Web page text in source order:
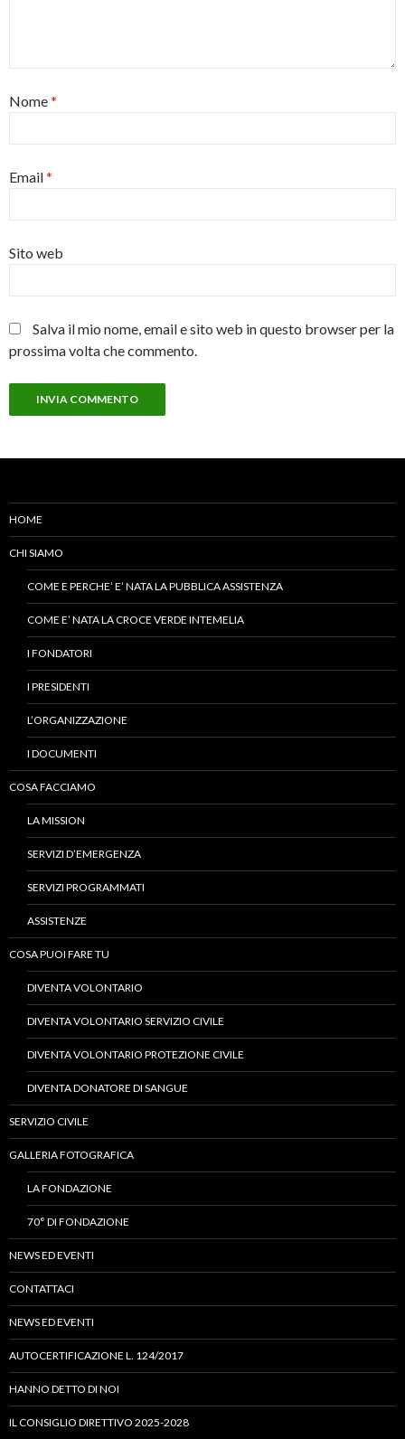
Nome*
Email*
Sito web
Salva il mio nome, email e sito web in questo browser per la
prossima volta che commento.
HOME
CHI SIAMO
COME E PERCHE’ E’ NATA LA PUBBLICA ASSISTENZA
COME E’ NATA LA CROCE VERDE INTEMELIA
I FONDATORI
I PRESIDENTI
L’ORGANIZZAZIONE
I DOCUMENTI
COSA FACCIAMO
LA MISSION
SERVIZI D’EMERGENZA
SERVIZI PROGRAMMATI
ASSISTENZE
COSA PUOI FARE TU
DIVENTA VOLONTARIO
DIVENTA VOLONTARIO SERVIZIO CIVILE
DIVENTA VOLONTARIO PROTEZIONE CIVILE
DIVENTA DONATORE DI SANGUE
SERVIZIO CIVILE
GALLERIA FOTOGRAFICA
LA FONDAZIONE
70° DI FONDAZIONE
NEWS ED EVENTI
CONTATTACI
NEWS ED EVENTI
AUTOCERTIFICAZIONE L. 124/2017
HANNO DETTO DI NOI
IL CONSIGLIO DIRETTIVO 2025-2028